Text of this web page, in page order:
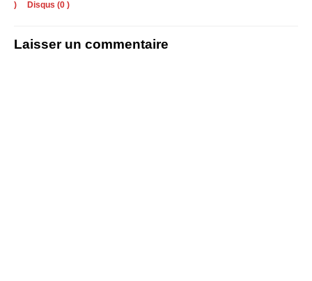
) Disqus (0 )
Laisser un commentaire